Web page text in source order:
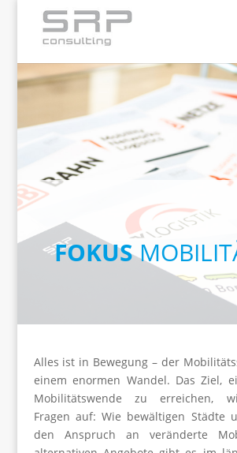
FOKUS
Alles ist in Bewegung – der
einem enormen Wandel. Das Ziel,
Mobilitätswende zu erreichen,
Fragen auf: Wie bewältigen Städte
den Anspruch an veränderte